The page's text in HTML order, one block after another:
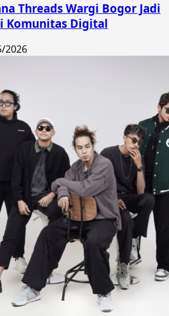
Threads Wargi Bogor Jadi
Komunitas Digital
2026